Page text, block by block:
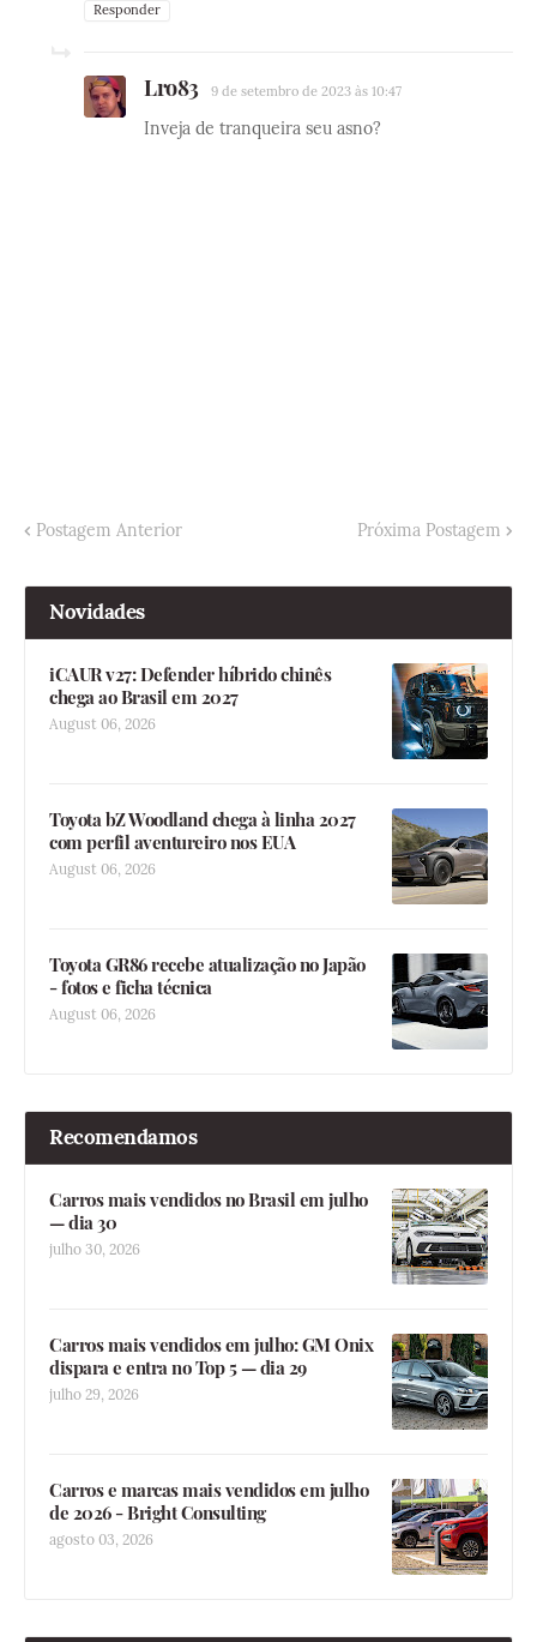
Responder
Lro83 9 de setembro de 2023 às 10:47
Inveja de tranqueira seu asno?
Postagem Anterior Próxima Postagem
Novidades
iCAUR v27: Defender híbrido chinês
chega ao Brasil em 2027
August 06, 2026
Toyota bZ Woodland chega à linha 2027
com perfil aventureiro nos EUA
August 06, 2026
Toyota GR86 recebe atualização no Japão
- fotos e ficha técnica
August 06, 2026
Recomendamos
Carros mais vendidos no Brasil em julho
— dia 30
julho 30, 2026
Carros mais vendidos em julho: GM Onix
dispara e entra no Top 5 — dia 29
julho 29, 2026
Carros e marcas mais vendidos em julho
de 2026 - Bright Consulting
agosto 03, 2026